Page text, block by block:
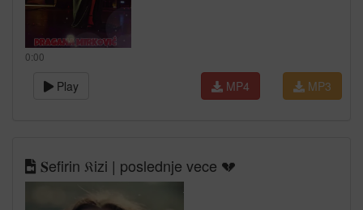
0:00
Play MP3
MP4
𝐒efirin 𝔎izi | poslednje vece 💔